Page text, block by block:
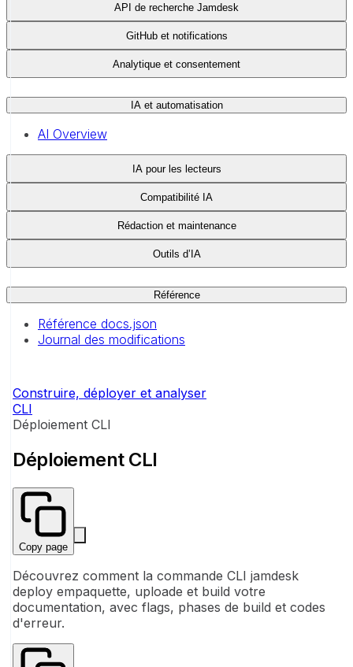
API de recherche Jamdesk
GitHub et notifications
Analytique et consentement
IA et automatisation
AI Overview
IA pour les lecteurs
Compatibilité IA
Rédaction et maintenance
Outils d’IA
Référence
Référence docs.json
Journal des modifications
Construire, déployer et analyser
CLI
Déploiement CLI
Déploiement CLI
Copy page
Découvrez comment la commande CLI jamdesk
deploy empaquette, uploade et build votre
documentation, avec flags, phases de build et codes
d'erreur.